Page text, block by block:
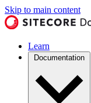
Skip to main content
Learn
Documentation